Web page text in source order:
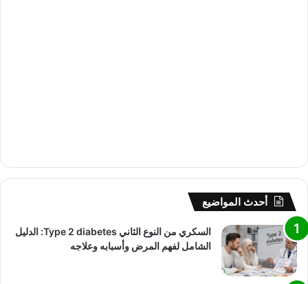
أحدث المواضيع
السكري من النوع الثاني Type 2 diabetes: الدليل
الشامل لفهم المرض وأسبابه وعلاجه